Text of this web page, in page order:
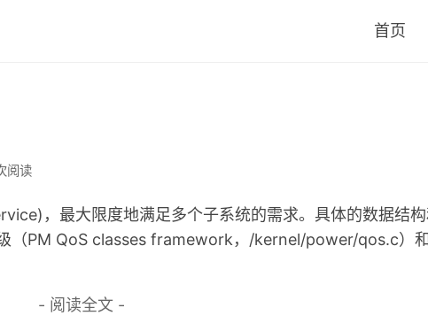
首页
阅读
，最大限度地满足多个子系统的需求。具体的数据结
（PM QoS classes framework，/kernel/power/qos.c）
- 阅读全文 -